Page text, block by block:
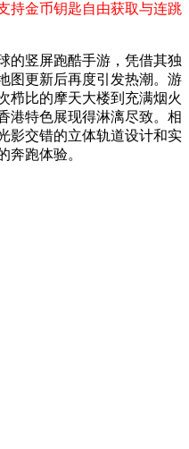
持金币钥匙自由获取与连跳
的竖屏跑酷手游，凭借其独
图更新后再度引发热潮。游
栉比的摩天大楼到充满烟火
港特色展现得淋漓尽致。相
影交错的立体轨道设计和实
奔跑体验。